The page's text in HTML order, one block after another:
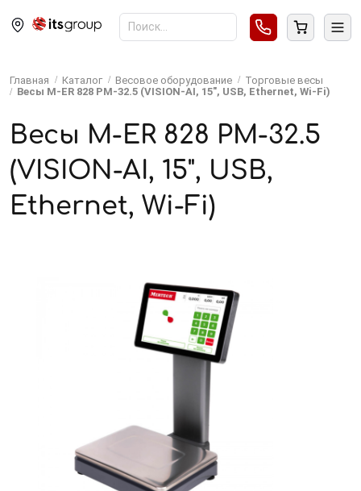
Главная Каталог Весовое оборудование
Торговые весы
Весы M-ER 828 PM-32.5 (VISION-AI, 15", USB, Ethernet, Wi-Fi)
Весы M-ER 828 PM-32.5
(VISION-AI, 15", USB,
Ethernet, Wi-Fi)